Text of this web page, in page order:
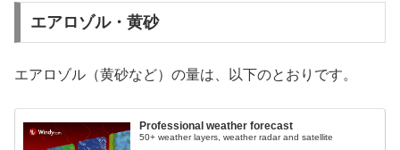
エアロゾル・黄砂
エアロゾル（黄砂など）の量は、以下のとおりです。
Professional weather forecast
50+ weather layers, weather radar and satellite